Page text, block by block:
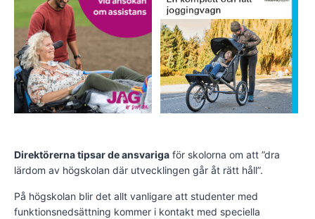
Direktörerna tipsar de ansvariga för skolorna om att ”dra
lärdom av högskolan där utvecklingen går åt rätt håll”.
På högskolan blir det allt vanligare att studenter med
funktionsnedsättning kommer i kontakt med speciella